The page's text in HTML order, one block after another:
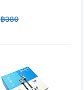
฿380